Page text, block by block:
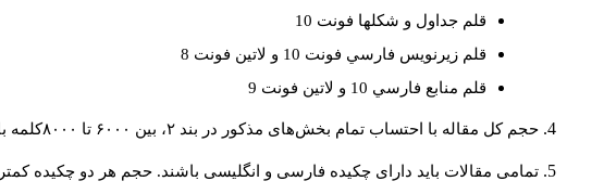
قلم جداول و شكلها فونت 10
قلم زيرنويس فارسي فونت 10 و لاتين فونت 8
قلم منابع فارسي 10 و لاتين فونت 9
حجم کل مقاله با احتساب تمام بخش‌های مذکور در بند ۲، بین ۶۰۰۰ تا ۸۰۰۰کلمه باشد.
تمامی مقالات باید دارای چکیده فارسی و انگلیسی باشند. حجم هر دو چکیده کمتر از ۲۰۰ و بیشتر از ۲۵۰ کلمه